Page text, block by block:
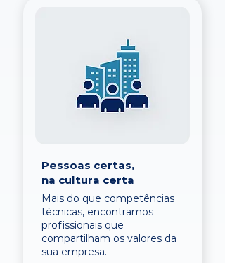
Pessoas certas,
na cultura certa
Mais do que competências
técnicas, encontramos
profissionais que
compartilham os valores da
sua empresa.